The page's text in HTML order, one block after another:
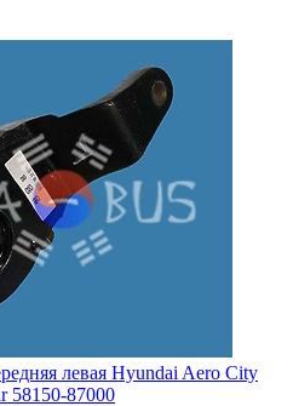
левая Hyundai Aero City
58150-87000